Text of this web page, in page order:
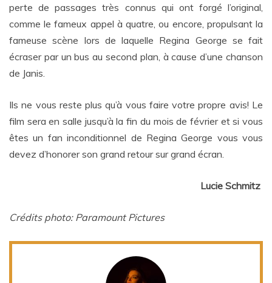
perte de passages très connus qui ont forgé l’original,
comme le fameux appel à quatre, ou encore, propulsant la
fameuse scène lors de laquelle Regina George se fait
écraser par un bus au second plan, à cause d’une chanson
de Janis.
Ils ne vous reste plus qu’à vous faire votre propre avis! Le
film sera en salle jusqu’à la fin du mois de février et si vous
êtes un fan inconditionnel de Regina George vous vous
devez d’honorer son grand retour sur grand écran.
Lucie Schmitz
Crédits photo: Paramount Pictures